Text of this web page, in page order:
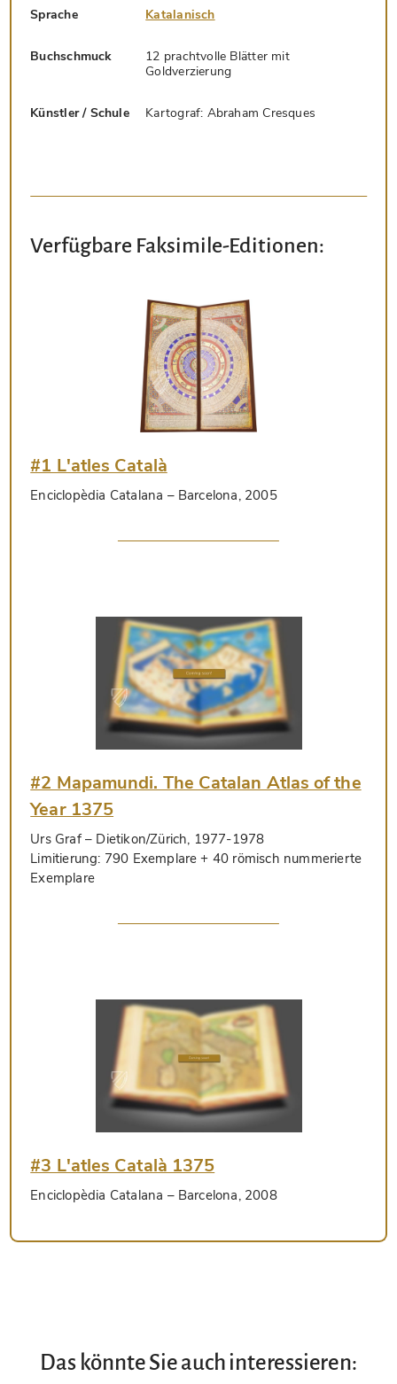
Sprache Katalanisch
Buchschmuck
12 prachtvolle Blätter mit
Goldverzierung
Künstler / Schule Kartograf: Abraham Cresques
Verfügbare Faksimile-Editionen:
#1 L'atles Català
Enciclopèdia Catalana – Barcelona, 2005
#2 Mapamundi. The Catalan Atlas of the
Year 1375
Urs Graf– Dietikon/Zürich, 1977-1978
Limitierung: 790 Exemplare + 40 römisch nummerierte
Exemplare
#3 L'atles Català 1375
Enciclopèdia Catalana – Barcelona, 2008
Das könnte Sie auch interessieren: